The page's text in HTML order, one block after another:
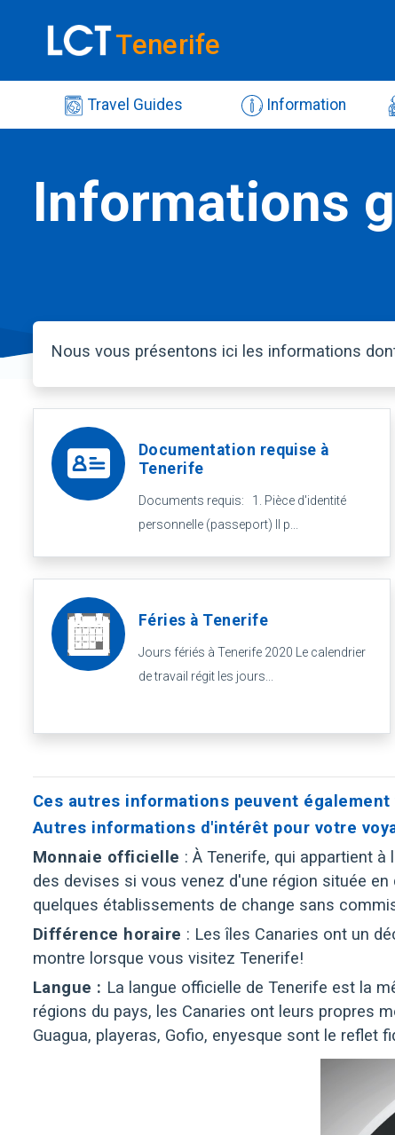
Tenerife
Travel Guides Information
Informations
Nous vous présentons ici les informations
Documentation requise à
Tenerife
Documents requis: 1. Pièce d'identité
personnelle (passeport) Il p...
Féries à Tenerife
Jours fériés à Tenerife 2020 Le calendrier
de travail régit les jours...
Ces autres informations peuvent
Autres informations d'intérêt pour votre
Monnaie officielle : À Tenerife, qui appartient
des devises si vous venez d'une région située
quelques établissements de change sans
Différence horaire : Les îles Canaries ont un
montre lorsque vous visitez Tenerife!
Langue : La langue officielle de Tenerife est la
régions du pays, les Canaries ont leurs propres
Guagua, playeras, Gofio, enyesque sont le reflet